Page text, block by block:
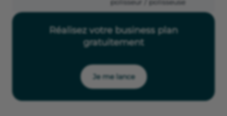
polisseur / polisseuse
Réalisez votre business plan
gratuitement
Je me lance